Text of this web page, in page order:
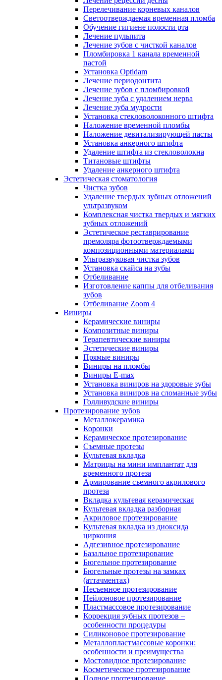
Перелечивание корневых каналов
Светоотверждаемая временная пломба
Обучение гигиене полости рта
Лечение пульпита
Лечение зубов с чисткой каналов
Пломбировка 1 канала временной
пастой
Установка Optidam
Лечение периодонтита
Лечение зубов с пломбировкой
Лечение зуба с удалением нерва
Лечение зуба мудрости
Установка стекловолоконного штифта
Наложение временной пломбы
Наложение девитализирующей пасты
Установка анкерного штифта
Удаление штифта из стекловолокна
Титановые штифты
Удаление анкерного штифта
Эстетическая стоматология
Чистка зубов
Удаление твердых зубных отложений
ультразвуком
Комплексная чистка твердых и мягких
зубных отложений
Эстетическое реставрирование
премоляра фотоотверждаемыми
композиционными материалами
Ультразвуковая чистка зубов
Установка скайса на зубы
Отбеливание
Изготовление каппы для отбеливания
зубов
Отбеливание Zoom 4
Виниры
Керамические виниры
Композитные виниры
Терапевтические виниры
Эстетические виниры
Прямые виниры
Виниры на пломбы
Виниры E-max
Установка виниров на здоровые зубы
Установка виниров на сломанные зубы
Голливудские виниры
Протезирование зубов
Металлокерамика
Коронки
Керамическое протезирование
Съемные протезы
Культевая вкладка
Матрицы на мини имплантат для
временного протеза
Армирование съемного акрилового
протеза
Вкладка культевая керамическая
Культевая вкладка разборная
Акриловое протезирование
Культевая вкладка из диоксида
циркония
Адгезивное протезирование
Базальное протезирование
Бюгельное протезирование
Бюгельные протезы на замках
(аттачментах)
Несъемное протезирование
Нейлоновое протезирование
Пластмассовое протезирование
Коррекция зубных протезов –
особенности процедуры
Силиконовое протезирование
Металлопластмассовые коронки:
особенности и преимущества
Мостовидное протезирование
Косметическое протезирование
Полное протезирование